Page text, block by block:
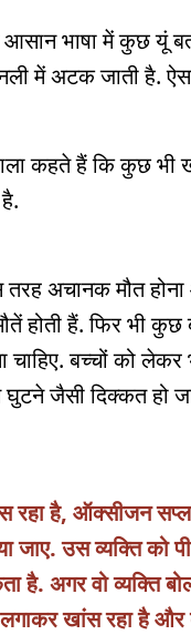
भाषा में कुछ यूं
में अटक जाती है.
कहते हैं कि कुछ भी
अचानक मौत
होती हैं. फिर भी कुछ
बच्चों को लेकर
जैसी दिक्कत हो
है, ऑक्सीजन
जाए. उस व्यक्ति को
अगर वो व्यक्ति
खांस रहा है